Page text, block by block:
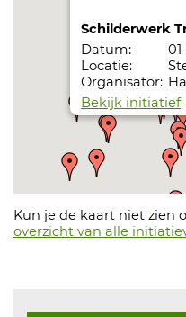
Schilderwerk
Datum:
Locatie:
Organisator:
Bekijk initiatief
Vervangen
Datum:
31-
Locatie:
Organisator:
Bekijk initiatief
Kun je de kaart niet zien
overzicht van alle